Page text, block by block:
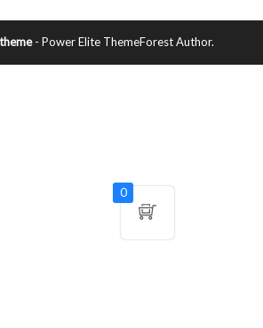
- Power Elite ThemeForest Author.
0